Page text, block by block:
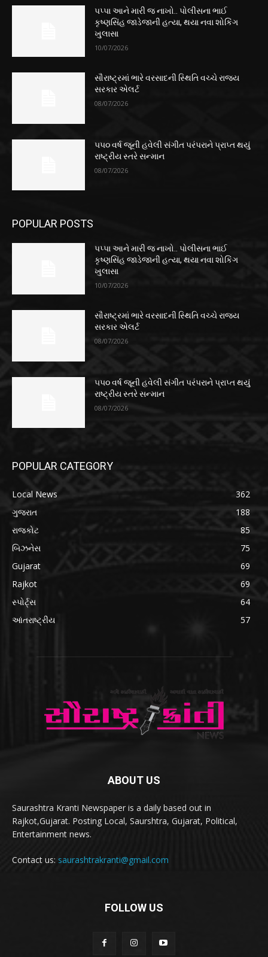
પપ્પા આને મારી જ નાખો.. પોલીસના ભાઈ
કૃષ્ણસિંહ જાડેજાની હત્યા, થયા નવા શોકિંગ
ખુલાસા
10/07/2026
સૌરાષ્ટ્રમાં ભારે વરસાદની સ્થિતિ વચ્ચે રાજ્ય
સરકાર એલર્ટ
08/07/2026
૫૫૦ વર્ષ જૂની હવેલી સંગીત પરંપરાને પ્રાપ્ત થયું
રાષ્ટ્રીય સ્તરે સન્માન
08/07/2026
POPULAR POSTS
પપ્પા આને મારી જ નાખો.. પોલીસના ભાઈ
કૃષ્ણસિંહ જાડેજાની હત્યા, થયા નવા શોકિંગ
ખુલાસા
10/07/2026
સૌરાષ્ટ્રમાં ભારે વરસાદની સ્થિતિ વચ્ચે રાજ્ય
સરકાર એલર્ટ
08/07/2026
૫૫૦ વર્ષ જૂની હવેલી સંગીત પરંપરાને પ્રાપ્ત થયું
રાષ્ટ્રીય સ્તરે સન્માન
08/07/2026
POPULAR CATEGORY
Local News
362
ગુજરાત
188
રાજકોટ
85
બિઝનેસ
75
Gujarat
69
Rajkot
69
સ્પોર્ટ્સ
64
આંતરાષ્ટ્રીય
57
ABOUT US
Saurashtra Kranti Newspaper is a daily based out in
Rajkot,Gujarat. Posting Local, Saurshtra, Gujarat, Political,
Entertainment news.
Contact us: saurashtrakranti@gmail.com
FOLLOW US